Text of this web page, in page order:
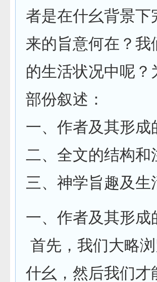
者是在什幺背景
来的旨意何在？
的生活状况中呢
部份叙述：
一、作者及其形成
二、全文的结构和
三、神学旨趣及生
一、作者及其形成
首先，我们大略
什幺，然后我们才